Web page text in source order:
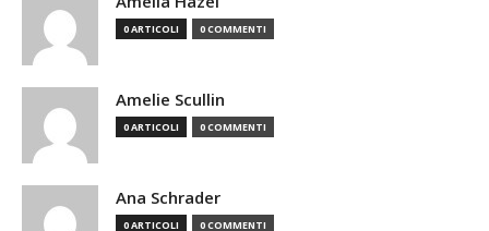
0 ARTICOLI 0 COMMENTI
Amelie Scullin
0 ARTICOLI 0 COMMENTI
Ana Schrader
0 ARTICOLI 0 COMMENTI